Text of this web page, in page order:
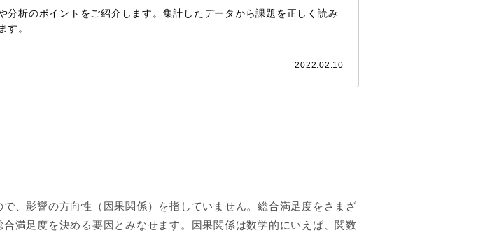
分析のポイントをご紹介します。集計したデータから課題を正しく読み
す。
2022.02.10
、影響の方向性（因果関係）を指していません。総合満足度をさまざ
満足度を決める要因とみなせます。因果関係は数学的にいえば、関数